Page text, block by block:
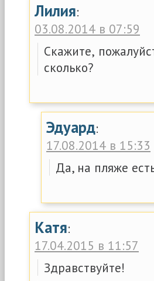
Лилия:
03.08.2014 в 07:59
Скажите,
сколько?
Эдуард:
17.08.2014 в 15:33
Да, на пляже
Катя:
17.04.2015 в 11:57
Здравствуйте!